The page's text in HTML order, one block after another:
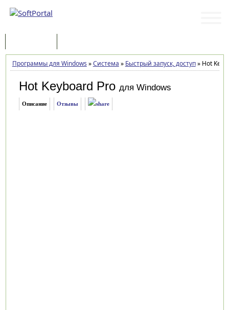
Программы для Windows »Система » Быстрый запуск, доступ»Hot
Hot Keyboard Pro для Windows
Описание Отзывы